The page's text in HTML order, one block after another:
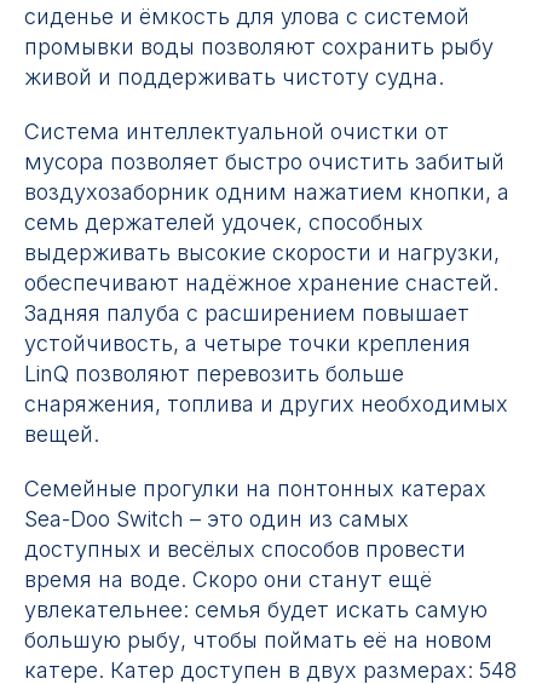
сиденье и ёмкость для улова с системой
промывки воды позволяют сохранить рыбу
живой и поддерживать чистоту судна.
Система интеллектуальной очистки от
мусора позволяет быстро очистить забитый
воздухозаборник одним нажатием кнопки, а
семь держателей удочек, способных
выдерживать высокие скорости и нагрузки,
обеспечивают надёжное хранение снастей.
Задняя палуба с расширением повышает
устойчивость, а четыре точки крепления
LinQ позволяют перевозить больше
снаряжения, топлива и других необходимых
вещей.
Семейные прогулки на понтонных катерах
Sea-Doo Switch – это один из самых
доступных и весёлых способов провести
время на воде. Скоро они станут ещё
увлекательнее: семья будет искать самую
большую рыбу, чтобы поймать её на новом
катере. Катер доступен в двух размерах: 548